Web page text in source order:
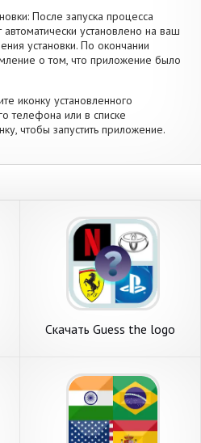
После запуска процесса
установлено на ваш
установки. По окончании
о том, что приложение было
иконку установленного
телефона или в списке
чтобы запустить приложение.
Скачать Guess the logo